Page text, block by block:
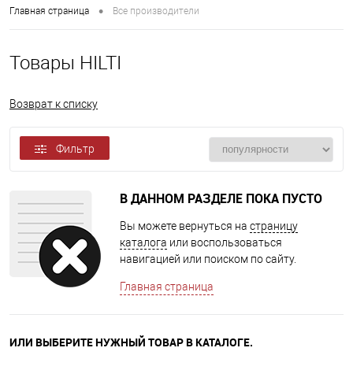
Главная страница • Все производители
Товары HILTI
Возврат к списку
Фильтр
В ДАННОМ РАЗДЕЛЕ ПОКА ПУСТО
Вы можете вернуться на страницу
каталога или воспользоваться
навигацией или поиском по сайту.
Главная страница
ИЛИ ВЫБЕРИТЕ НУЖНЫЙ ТОВАР В КАТАЛОГЕ.